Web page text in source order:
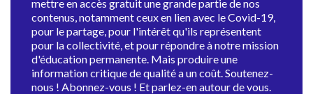
mettre en accès gratuit une grande partie de nos
contenus, notamment ceux en lien avec le Covid-19,
pour le partage, pour l'intérêt qu'ils représentent
pour la collectivité, et pour répondre à notre mission
d'éducation permanente. Mais produire une
information critique de qualité a un coût. Soutenez-
nous ! Abonnez-vous ! Et parlez-en autour de vous.